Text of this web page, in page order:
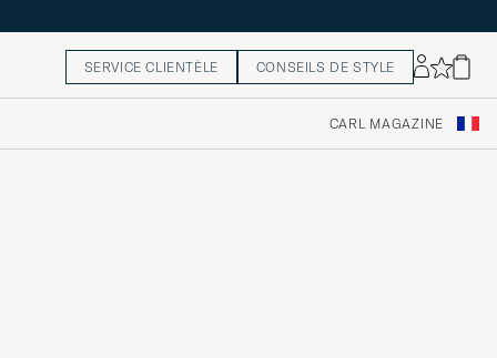
SERVICE CLIENTÈLE CONSEILS DE STYLE
CARL MAGAZINE